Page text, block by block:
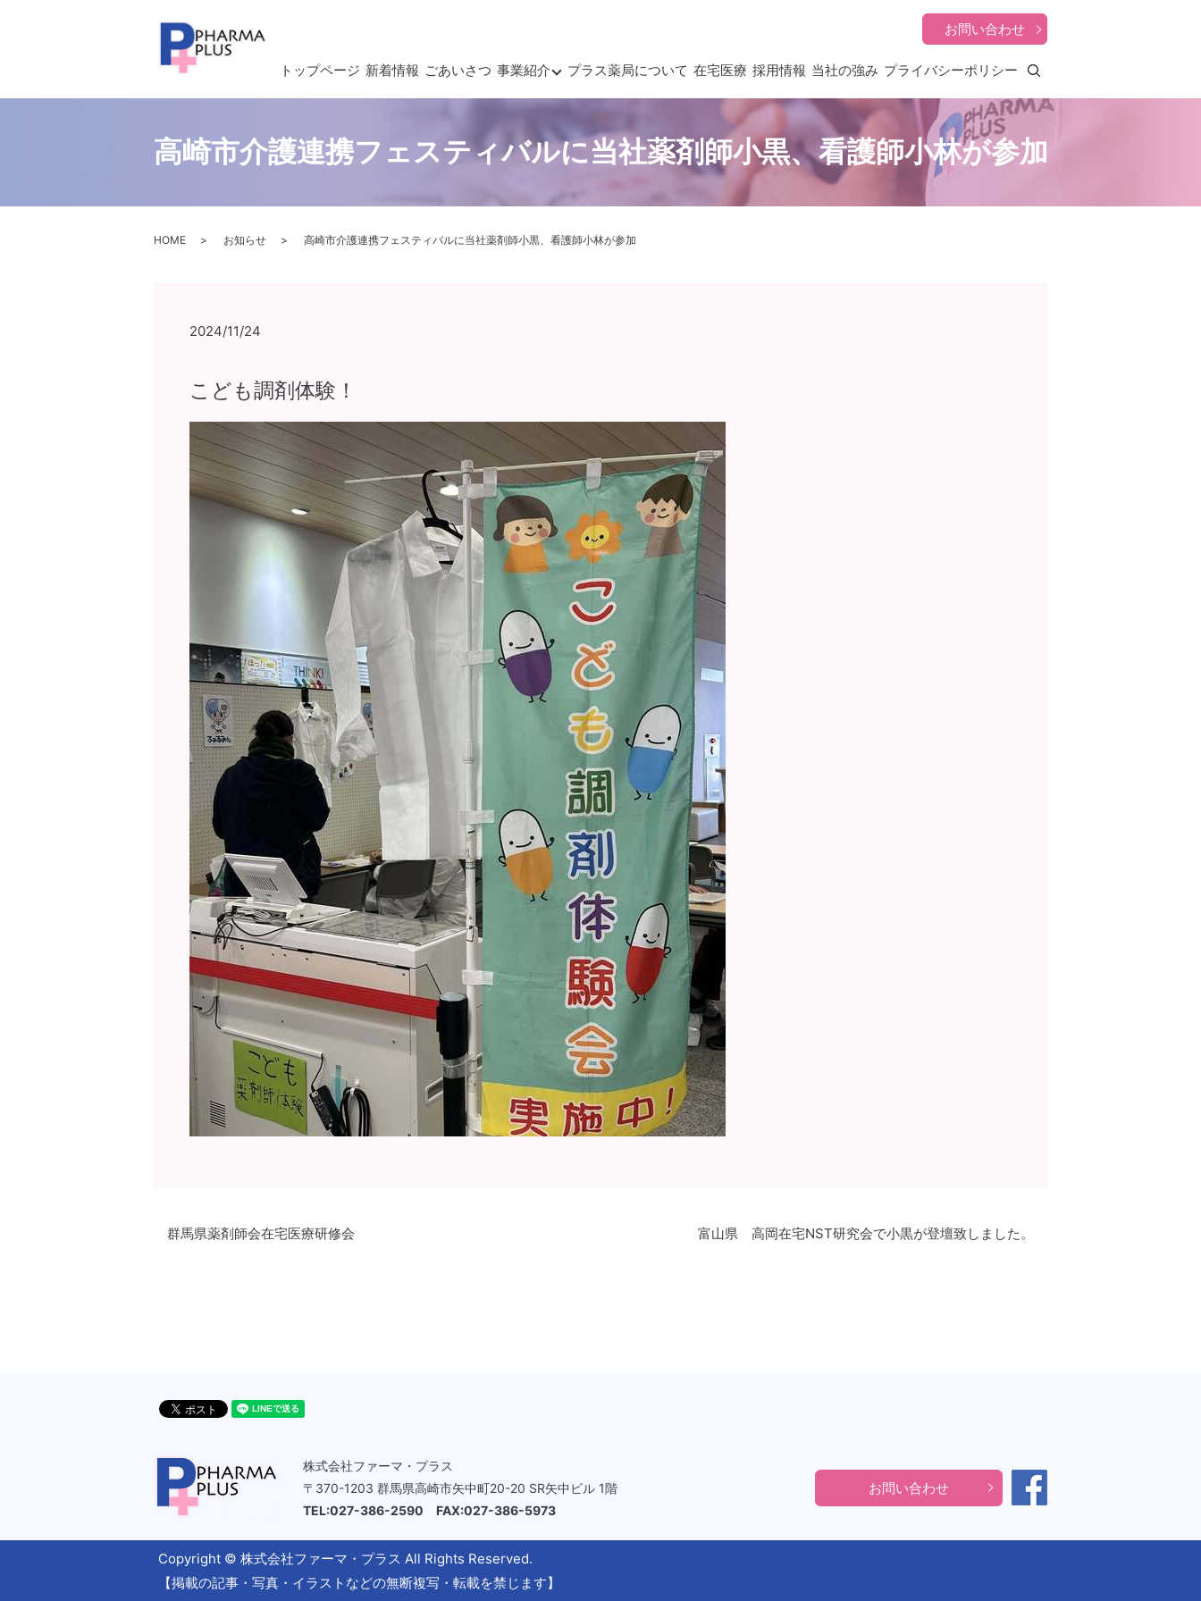
お問い合わせ
トップページ 新着情報 ごあいさつ 事業紹介 プラス薬局について 在宅医療 採用情報 当社の強み プライバシーポリシー
高崎市介護連携フェスティバルに当社薬剤師小黒、看護師小林が参加
HOME お知らせ 高崎市介護連携フェスティバルに当社薬剤師小黒、看護師小林が参加
2024/11/24
こども調剤体験！
群馬県薬剤師会在宅医療研修会 富山県 高岡在宅NST研究会で小黒が登壇致しました。
株式会社ファーマ・プラス
〒370-1203 群馬県高崎市矢中町20-20 SR矢中ビル 1階
TEL:027-386-2590 FAX:027-386-5973
お問い合わせ
Copyright © 株式会社ファーマ・プラス All Rights Reserved.
【掲載の記事・写真・イラストなどの無断複写・転載を禁じます】